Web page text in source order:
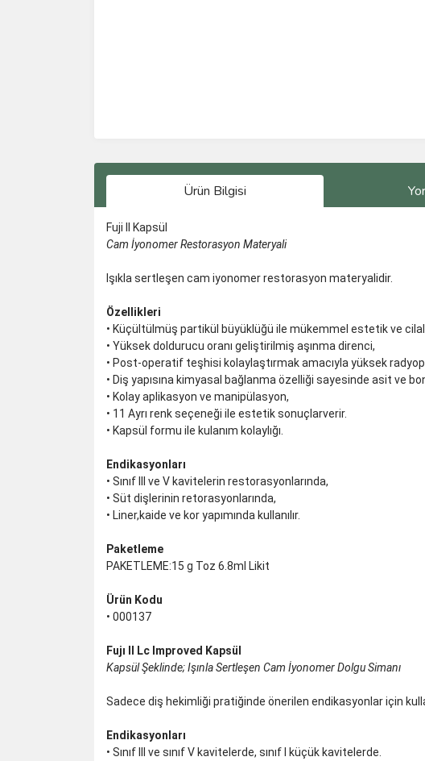
Ürün Bilgisi
Fuji II Kapsül
Cam İyonomer Restorasyon Materyali
Işıkla sertleşen cam iyonomer restorasyon materyalidir.
Özellikleri
• Küçültülmüş partikül büyüklüğü ile mükemmel estetik ve
• Yüksek doldurucu oranı geliştirilmiş aşınma direnci,
• Post-operatif teşhisi kolaylaştırmak amacıyla yüksek
• Diş yapısına kimyasal bağlanma özelliği sayesinde asit ve
• Kolay aplikasyon ve manipülasyon,
• 11 Ayrı renk seçeneği ile estetik sonuçlarverir.
• Kapsül formu ile kulanım kolaylığı.
Endikasyonları
• Sınıf III ve V kavitelerin restorasyonlarında,
• Süt dişlerinin retorasyonlarında,
• Liner,kaide ve kor yapımında kullanılır.
Paketleme
PAKETLEME:15 g Toz 6.8ml Likit
Ürün Kodu
• 000137
Fujı II Lc Improved Kapsül
Kapsül Şeklinde; Işınla Sertleşen Cam İyonomer Dolgu Simanı
Sadece diş hekimliği pratiğinde önerilen endikasyonlar için
Endikasyonları
• Sınıf III ve sınıf V kavitelerde, sınıf I küçük kavitelerde.